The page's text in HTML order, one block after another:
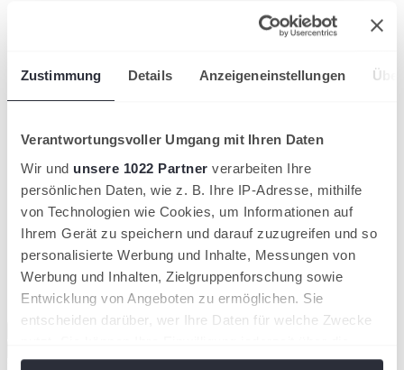
Zustimmung Details Anzeigeneinstellungen
Verantwortungsvoller Umgang mit Ihren Daten
Wir und unsere 1022 Partner verarbeiten Ihre
persönlichen Daten, wie z. B. Ihre IP-Adresse, mithilfe
von Technologien wie Cookies, um Informationen auf
Ihrem Gerät zu speichern und darauf zuzugreifen und so
personalisierte Werbung und Inhalte, Messungen von
Werbung und Inhalten, Zielgruppenforschung sowie
Entwicklung von Angeboten zu ermöglichen. Sie
entscheiden darüber, wer Ihre Daten für welche Zwecke
Cookie-Erklärung oder durch Klicken auf das Privacy
Unsere Partner
Company Cup
MyPadel Company Cup x Münchener Flughafen
Padel Days Münchener Flughafen
PADELHAM - padelfestival
Team
mypadel.de
DTB
Weitere Plattformen